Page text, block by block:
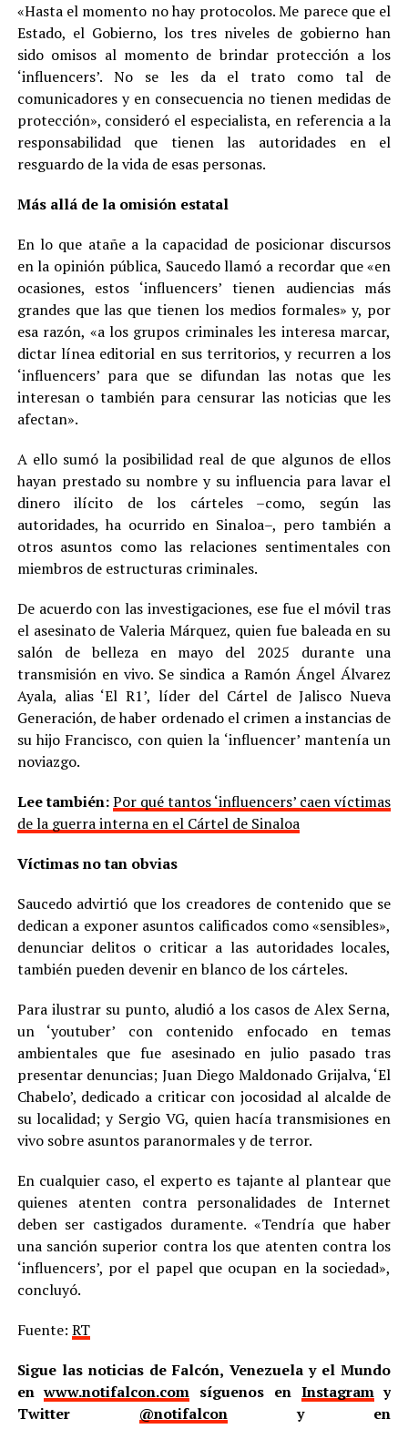
«Hasta el momento no hay protocolos. Me parece que el
Estado, el Gobierno, los tres niveles de gobierno han
sido omisos al momento de brindar protección a los
‘influencers’. No se les da el trato como tal de
comunicadores y en consecuencia no tienen medidas de
protección», consideró el especialista, en referencia a la
responsabilidad que tienen las autoridades en el
resguardo de la vida de esas personas.
Más allá de la omisión estatal
En lo que atañe a la capacidad de posicionar discursos
en la opinión pública, Saucedo llamó a recordar que «en
ocasiones, estos ‘influencers’ tienen audiencias más
grandes que las que tienen los medios formales» y, por
esa razón, «a los grupos criminales les interesa marcar,
dictar línea editorial en sus territorios, y recurren a los
‘influencers’ para que se difundan las notas que les
interesan o también para censurar las noticias que les
afectan».
A ello sumó la posibilidad real de que algunos de ellos
hayan prestado su nombre y su influencia para lavar el
dinero ilícito de los cárteles –como, según las
autoridades, ha ocurrido en Sinaloa–, pero también a
otros asuntos como las relaciones sentimentales con
miembros de estructuras criminales.
De acuerdo con las investigaciones, ese fue el móvil tras
el asesinato de Valeria Márquez, quien fue baleada en su
salón de belleza en mayo del 2025 durante una
transmisión en vivo. Se sindica a Ramón Ángel Álvarez
Ayala, alias ‘El R1’, líder del Cártel de Jalisco Nueva
Generación, de haber ordenado el crimen a instancias de
su hijo Francisco, con quien la ‘influencer’ mantenía un
noviazgo.
Lee también:Por qué tantos ‘influencers’ caen víctimas
de la guerra interna en el Cártel de Sinaloa
Víctimas no tan obvias
Saucedo advirtió que los creadores de contenido que se
dedican a exponer asuntos calificados como «sensibles»,
denunciar delitos o criticar a las autoridades locales,
también pueden devenir en blanco de los cárteles.
Para ilustrar su punto, aludió a los casos de Alex Serna,
un ‘youtuber’ con contenido enfocado en temas
ambientales que fue asesinado en julio pasado tras
presentar denuncias; Juan Diego Maldonado Grijalva, ‘El
Chabelo’, dedicado a criticar con jocosidad al alcalde de
su localidad; y Sergio VG, quien hacía transmisiones en
vivo sobre asuntos paranormales y de terror.
En cualquier caso, el experto es tajante al plantear que
quienes atenten contra personalidades de Internet
deben ser castigados duramente. «Tendría que haber
una sanción superior contra los que atenten contra los
‘influencers’, por el papel que ocupan en la sociedad»,
concluyó.
Fuente: RT
Sigue las noticias de Falcón, Venezuela y el Mundo
enwww.notifalcon.com síguenos en Instagramy
Twitter @notifalcony en